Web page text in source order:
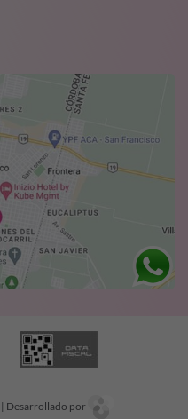
| Desarrollado por